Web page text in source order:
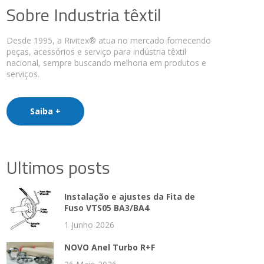
Sobre Industria têxtil
Desde 1995, a Rivitex® atua no mercado fornecendo
peças, acessórios e serviço para indústria têxtil
nacional, sempre buscando melhoria em produtos e
serviços.
Saiba +
Ultimos posts
Instalação e ajustes da Fita de
Fuso VTS05 BA3/BA4
1 Junho 2026
NOVO Anel Turbo R+F